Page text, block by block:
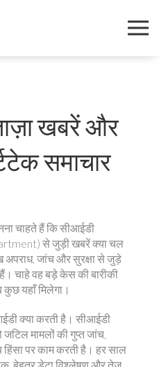
खबरें और
समाचार
चाहते हैं कि सीआईडी
से जुड़ी खबरें क्या चल
अपराध, जांच और सुरक्षा से जुड़े
चाहे वह बड़े केस की बारीकी
यहाँ मिलेगा।
क्या करती है। सीआईडी
जटिल मामलों की गुप्त जांच,
हिंसा पर काम करती है। हर साल